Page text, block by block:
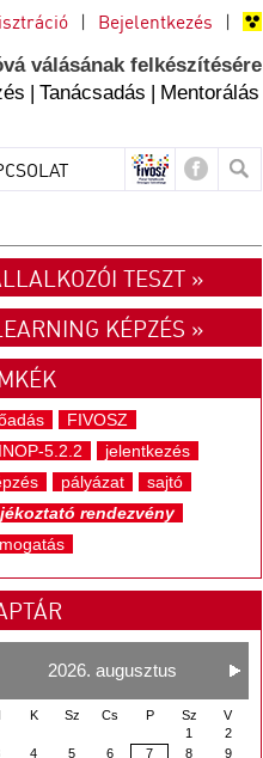
| Bejelentkezés |
válásának felkészítésére
| Tanácsadás | Mentorálás
TESZT »
KÉPZÉS »
FIVOSZ
5.2.2
jelentkezés
pályázat
sajtó
rendezvény
2026. augusztus
K Sz Cs P Sz
V
1
2
4 5 6 7 8
9